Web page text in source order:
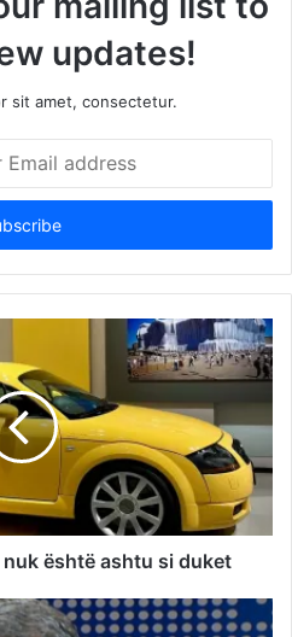
updates!
sit amet, consectetur.
është ashtu si duket